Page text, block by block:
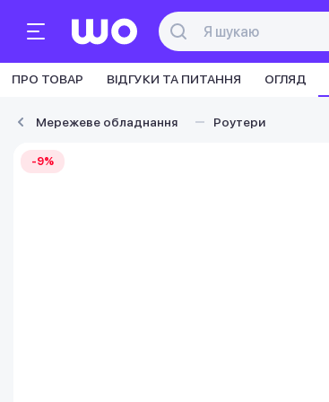
ПРО ТОВАР ВІДГУКИ ТА ПИТАННЯ ОГЛЯД
Мережеве обладнання Роутери
-9%